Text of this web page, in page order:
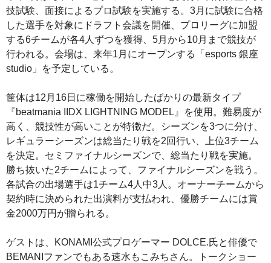
技試験、面接によるプロ試験を実施する。3月に試験に合格
した選手を対象にドラフト会議を開催、プロリーグに加盟
する6チームが各4人ずつを獲得、5月から10月まで競技が
行われる。会場は、来年1月にオープンする「esports 銀座
studio」を予定している。
筐体は12月16日に稼働を開始したばかりの最新タイプ
『beatmania IIDX LIGHTNING MODEL』を使用。難易度が
高く、競技性が高いことが特徴だ。シーズンを3つに分け、
レギュラーシーズンは総当たり戦を2回行い、上位3チーム
を決定。セミファイナルシーズンで、総当たり戦を実施。
勝ち抜いた2チームによって、ファイナルシーズンを戦う。
各試合の出場選手は1チーム4人中3人。オーナーチームから
契約時に決められた出演料が支払われ、優勝チームには賞
金2000万円が贈られる。
ゲストは、KONAMI公式プロゲーマー DOLCE.氏と俳優で
BEMANIファンでもある速水もこみちさん。トークショー